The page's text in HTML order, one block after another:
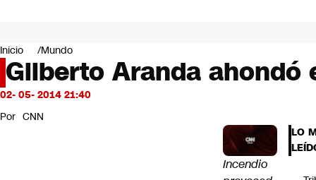
Mundo
Negocios
Deportes
Programas completos
Servicios
Inicio Mundo
Gilberto Aranda ahondó
02- 05- 2014 21:40
Por CNN
Incendio
LO